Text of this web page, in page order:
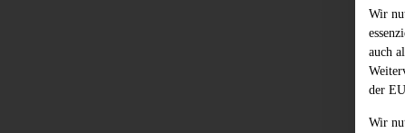
Wir
auch
der EU.
Wir